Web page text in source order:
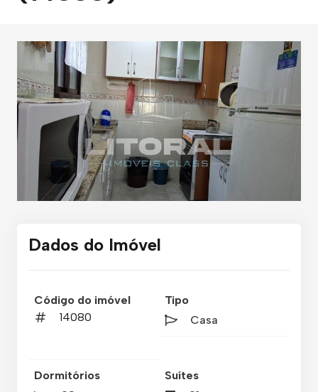
Dados do Imóvel
Código do imóvel
14080
Tipo
Casa
Dormitórios
Suítes